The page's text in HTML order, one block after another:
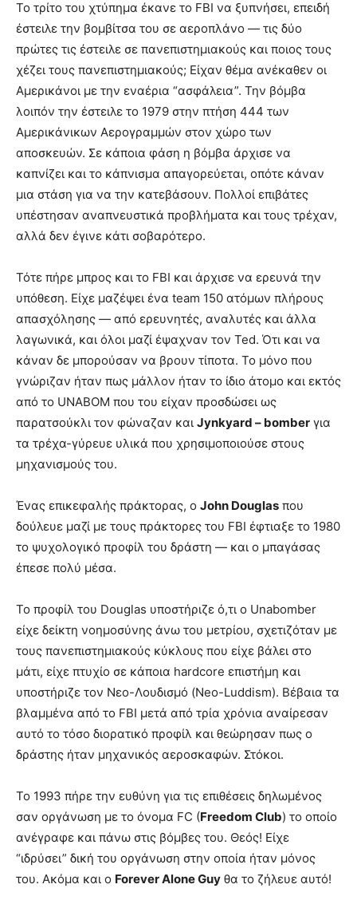
Το τρίτο του χτύπημα έκανε το FBI να ξυπνήσει, επειδή
έστειλε την βομβίτσα του σε αεροπλάνο — τις δύο
πρώτες τις έστειλε σε πανεπιστημιακούς και ποιος τους
χέζει τους πανεπιστημιακούς; Είχαν θέμα ανέκαθεν οι
Αμερικάνοι με την εναέρια “ασφάλεια”. Την βόμβα
λοιπόν την έστειλε το 1979 στην πτήση 444 των
Αμερικάνικων Αερογραμμών στον χώρο των
αποσκευών. Σε κάποια φάση η βόμβα άρχισε να
καπνίζει και το κάπνισμα απαγορεύεται, οπότε κάναν
μια στάση για να την κατεβάσουν. Πολλοί επιβάτες
υπέστησαν αναπνευστικά προβλήματα και τους τρέχαν,
αλλά δεν έγινε κάτι σοβαρότερο.
Τότε πήρε μπρος και το FBI και άρχισε να ερευνά την
υπόθεση. Είχε μαζέψει ένα team 150 ατόμων πλήρους
απασχόλησης — από ερευνητές, αναλυτές και άλλα
λαγωνικά, και όλοι μαζί έψαχναν τον Ted. Ότι και να
κάναν δε μπορούσαν να βρουν τίποτα. Το μόνο που
γνώριζαν ήταν πως μάλλον ήταν το ίδιο άτομο και εκτός
από το UNABOM που του είχαν προσδώσει ως
παρατσούκλι τον φώναζαν και Jynkyard – bomber για
τα τρέχα-γύρευε υλικά που χρησιμοποιούσε στους
μηχανισμούς του.
Ένας επικεφαλής πράκτορας, ο John Douglas που
δούλευε μαζί με τους πράκτορες του FBI έφτιαξε το 1980
το ψυχολογικό προφίλ του δράστη — και ο μπαγάσας
έπεσε πολύ μέσα.
Το προφίλ του Douglas υποστήριζε ό,τι ο Unabomber
είχε δείκτη νοημοσύνης άνω του μετρίου, σχετιζόταν με
τους πανεπιστημιακούς κύκλους που είχε βάλει στο
μάτι, είχε πτυχίο σε κάποια hardcore επιστήμη και
υποστήριζε τον Νεο-Λουδισμό (Neo-Luddism). Βέβαια τα
βλαμμένα από το FBI μετά από τρία χρόνια αναίρεσαν
αυτό το τόσο διορατικό προφίλ και θεώρησαν πως ο
δράστης ήταν μηχανικός αεροσκαφών. Στόκοι.
Το 1993 πήρε την ευθύνη για τις επιθέσεις δηλωμένος
σαν οργάνωση με το όνομα FC (Freedom Club) το οποίο
ανέγραφε και πάνω στις βόμβες του. Θεός! Είχε
“ιδρύσει” δική του οργάνωση στην οποία ήταν μόνος
του. Ακόμα και ο Forever Alone Guy θα το ζήλευε αυτό!